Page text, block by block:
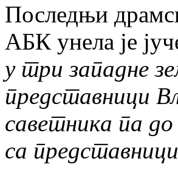
Последњи
АБК унела је
у три западне
представници
саветника па
са